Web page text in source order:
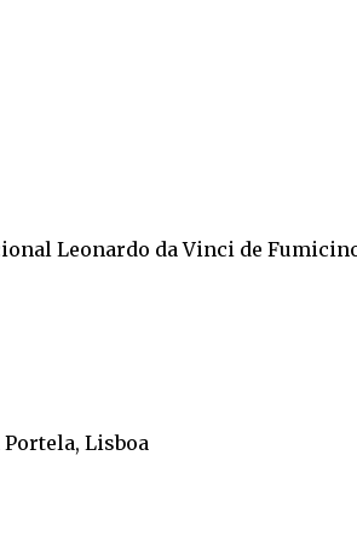
Leonardo da Vinci de
Lisboa